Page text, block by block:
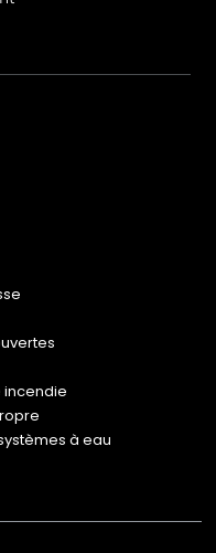
incendie
à eau